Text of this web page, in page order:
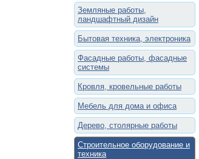
Земляные работы,
ландшафтный дизайн
Бытовая техника, электроника
Фасадные работы, фасадные
системы
Кровля, кровельные работы
Мебель для дома и офиса
Дерево, столярные работы
Строительное оборудование и
техника